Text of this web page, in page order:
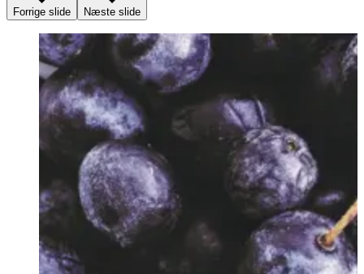
Forrige slide Næste slide